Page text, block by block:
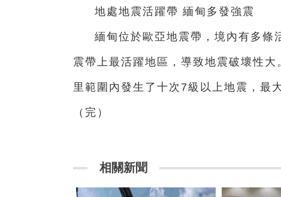
地處地震活躍帶 緬甸多發強震
緬甸位於歐亞地震帶，境內有多條
震帶上最活躍地區，導致地震破壞性
里範圍內發生了十次7級以上地震，最
（完）
相關新聞